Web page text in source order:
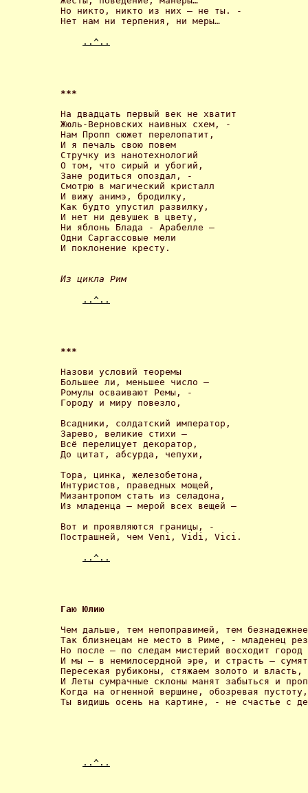
Но никто, никто из них – не ты. -
Нет нам ни терпения, ни меры…
..^..
***
На двадцать первый век не хватит
Жюль-Верновских наивных схем, -
Нам Пропп сюжет перелопатит,
И я печаль свою повем
Стручку из нанотехнологий
О том, что сирый и убогий,
Зане родиться опоздал, -
Смотрю в магический кристалл
И вижу анимэ, бродилку,
Как будто упустил развилку,
И нет ни девушек в цвету,
Ни яблонь Блада - Арабелле –
Одни Саргассовые мели
И поклонение кресту.
Из цикла Рим
..^..
***
Назови условий теоремы
Большее ли, меньшее число –
Ромулы осваивают Ремы, -
Городу и миру повезло,
Всадники, солдатский император,
Зарево, великие стихи –
Всё перелицует декоратор,
До цитат, абсурда, чепухи,
Тора, цинка, железобетона,
Интуристов, праведных мощей,
Мизантропом стать из селадона,
Из младенца – мерой всех вещей –
Вот и проявляются границы, -
Пострашней, чем Veni, Vidi, Vici.
..^..
Гаю Юлию
Чем дальше, тем непоправимей, тем
Так близнецам не место в Риме, - младенец
Но после – по следам мистерий восходит
И мы – в немилосердной эре, и страсть –
Пересекая рубиконы, стяжаем золото и
И Леты сумрачные склоны манят забыться и
Когда на огненной вершине, обозревая пустоту,
Ты видишь осень на картине, - не счастье с
..^..